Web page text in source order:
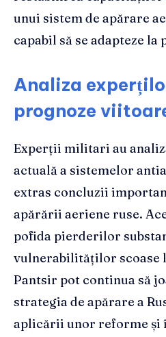
unui sistem de apărare
capabil să se adapteze
Analiza
prognoze
Experții militari au
actuală a sistemelor
extras concluzii
apărării aeriene ruse.
pofida pierderilor
vulnerabilităților scoase
Pantsir pot continua să
strategia de apărare a
aplicării unor reforme și